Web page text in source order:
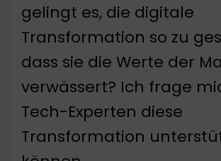
gelingt es, die digitale
Transformation so zu
dass sie die Werte der
verwässert? Ich frage
Tech-Experten diese
Transformation